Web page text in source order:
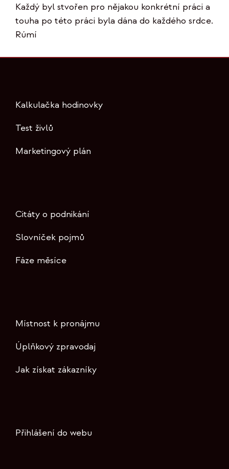
Každý byl stvořen pro nějakou konkrétní práci a
touha po této práci byla dána do každého srdce.
Rúmí
Kalkulačka hodinovky
Test živlů
Marketingový plán
Citáty o podnikání
Slovníček pojmů
Fáze měsíce
Místnost k pronájmu
Úplňkový zpravodaj
Jak získat zákazníky
Přihlášení do webu